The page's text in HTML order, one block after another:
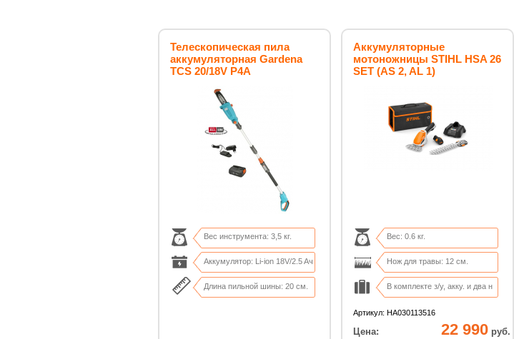
Телескопическая пила
аккумуляторная Gardena
TCS 20/18V P4A
Вес инструмента: 3,5 кг.
Аккумулятор: Li-ion 18V/2.5 Aч
Длина пильной шины: 20 см.
Аккумуляторные
мотоножницы STIHL HSA 26
SET (AS 2, AL 1)
Вес: 0.6 кг.
Нож для травы: 12 см.
В комплекте з/у, акку. и два н
Сумка-переноска в комплекте
Артикул: HA030113516
Цена: 22 990 руб.